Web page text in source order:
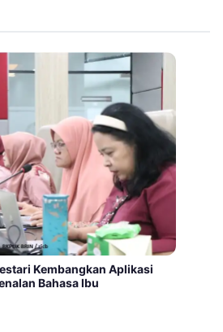
Kembangkan Aplikasi
Bahasa Ibu